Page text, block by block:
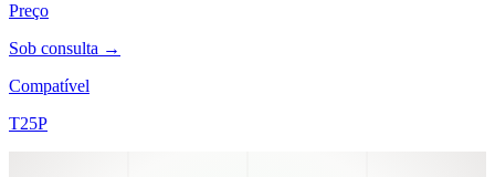
Preço
Sob consulta →
Compatível
T25P